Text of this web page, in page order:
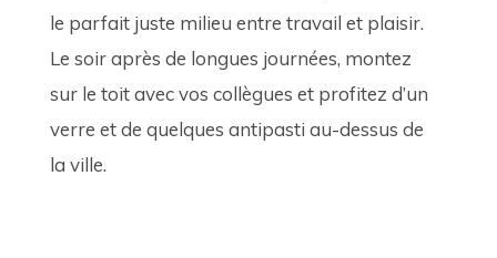
le parfait juste milieu entre travail et plaisir.
Le soir après de longues journées, montez
sur le toit avec vos collègues et profitez d’un
verre et de quelques antipasti au-dessus de
la ville.